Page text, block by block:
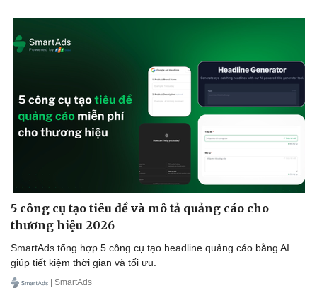
5 công cụ tạo tiêu đề và mô tả quảng cáo cho
thương hiệu 2026
SmartAds tổng hợp 5 công cụ tạo headline quảng cáo bằng AI
giúp tiết kiệm thời gian và tối ưu.
| SmartAds